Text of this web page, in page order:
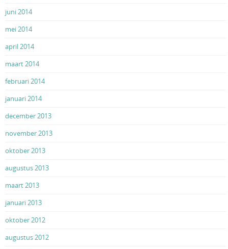
juni 2014
mei 2014
april 2014
maart 2014
februari 2014
januari 2014
december 2013
november 2013
oktober 2013
augustus 2013
maart 2013
januari 2013
oktober 2012
augustus 2012